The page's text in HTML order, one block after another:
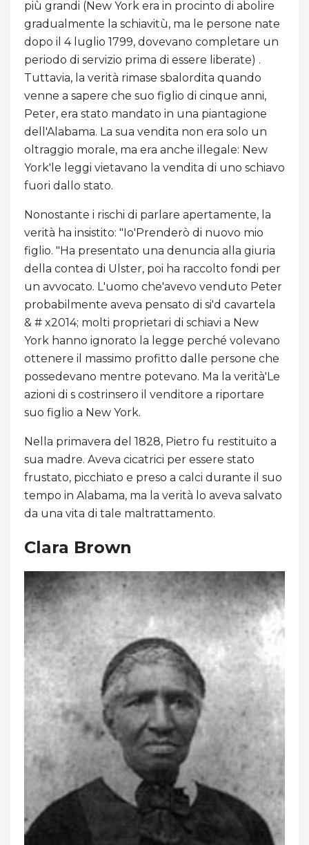
più grandi (New York era in procinto di abolire
gradualmente la schiavitù, ma le persone nate
dopo il 4 luglio 1799, dovevano completare un
periodo di servizio prima di essere liberate) .
Tuttavia, la verità rimase sbalordita quando
venne a sapere che suo figlio di cinque anni,
Peter, era stato mandato in una piantagione
dell'Alabama. La sua vendita non era solo un
oltraggio morale, ma era anche illegale: New
York'le leggi vietavano la vendita di uno schiavo
fuori dallo stato.
Nonostante i rischi di parlare apertamente, la
verità ha insistito: "Io'Prenderò di nuovo mio
figlio. "Ha presentato una denuncia alla giuria
della contea di Ulster, poi ha raccolto fondi per
un avvocato. L'uomo che'avevo venduto Peter
probabilmente aveva pensato di si'd cavartela
& # x2014; molti proprietari di schiavi a New
York hanno ignorato la legge perché volevano
ottenere il massimo profitto dalle persone che
possedevano mentre potevano. Ma la verità'Le
azioni di s costrinsero il venditore a riportare
suo figlio a New York.
Nella primavera del 1828, Pietro fu restituito a
sua madre. Aveva cicatrici per essere stato
frustato, picchiato e preso a calci durante il suo
tempo in Alabama, ma la verità lo aveva salvato
da una vita di tale maltrattamento.
Clara Brown